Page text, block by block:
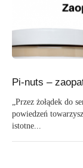
Pi-nuts –
„Przez żołądek do
powiedzeń
istotne...